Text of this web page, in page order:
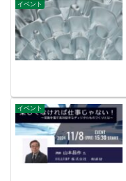
イベント
イベント